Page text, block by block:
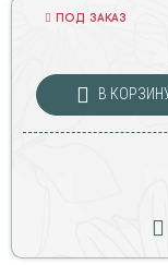
ПОД ЗАКАЗ
В